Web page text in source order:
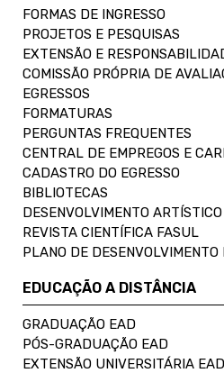
FORMAS DE INGRESSO
PROJETOS E PESQUISAS
EXTENSÃO E
COMISSÃO PRÓPRIA DE
EGRESSOS
FORMATURAS
PERGUNTAS FREQUENTES
CENTRAL DE EMPREGOS E
CADASTRO DO EGRESSO
BIBLIOTECAS
DESENVOLVIMENTO
REVISTA CIENTÍFICA FASUL
PLANO DE
EDUCAÇÃO A DISTÂNCIA
GRADUAÇÃO EAD
PÓS-GRADUAÇÃO EAD
EXTENSÃO UNIVERSITÁRIA EAD